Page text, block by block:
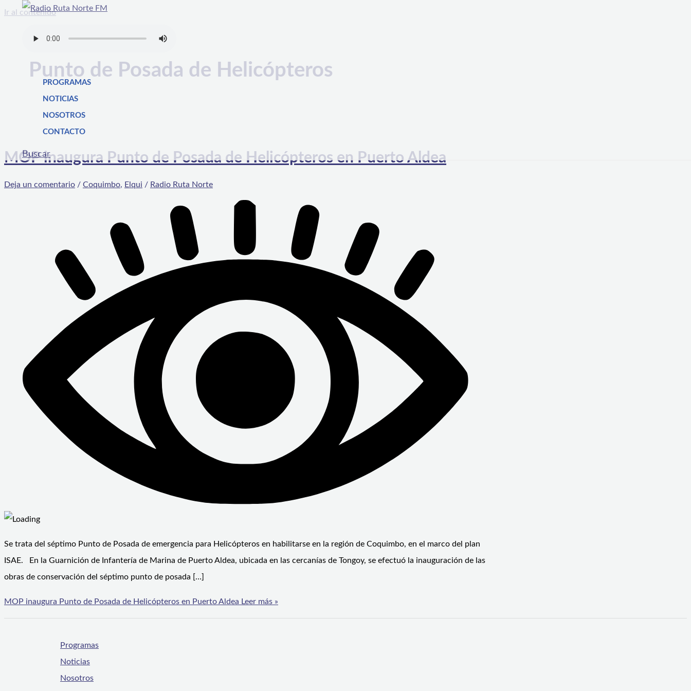
Ir al contenido
PROGRAMAS
NOTICIAS
NOSOTROS
CONTACTO
Buscar
Punto de Posada de Helicópteros
MOP inaugura Punto de Posada de Helicópteros en Puerto Aldea
Deja un comentario / Coquimbo, Elqui / Radio Ruta Norte
Se trata del séptimo Punto de Posada de emergencia para Helicópteros en habilitarse en la región de Coquimbo, en el marco del plan
ISAE. En la Guarnición de Infantería de Marina de Puerto Aldea, ubicada en las cercanías de Tongoy, se efectuó la inauguración de las
obras de conservación del séptimo punto de posada […]
MOP inaugura Punto de Posada de Helicópteros en Puerto Aldea Leer más »
Programas
Noticias
Nosotros